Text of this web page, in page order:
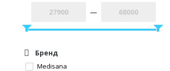
—
Бренд
Medisana